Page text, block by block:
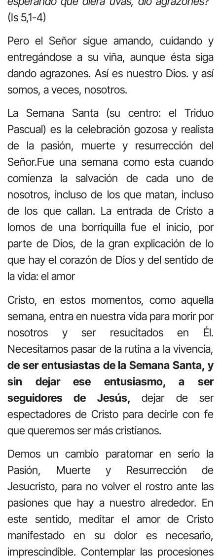
(Is 5,1-4)
Pero el Señor sigue amando, cuidando y
entregándose a su viña, aunque ésta siga
dando agrazones. Así es nuestro Dios. y así
somos, a veces, nosotros.
La Semana Santa (su centro: el Triduo
Pascual) es la celebración gozosa y realista
de la pasión, muerte y resurrección del
Señor.Fue una semana como esta cuando
comienza la salvación de cada uno de
nosotros, incluso de los que matan, incluso
de los que callan. La entrada de Cristo a
lomos de una borriquilla fue el inicio, por
parte de Dios, de la gran explicación de lo
que hay el corazón de Dios y del sentido de
la vida: el amor
Cristo, en estos momentos, como aquella
semana, entra en nuestra vida para morir por
nosotros y ser resucitados en Él.
Necesitamos pasar de la rutina a la vivencia,
de ser entusiastas de la Semana Santa, y
sin dejar ese entusiasmo, a ser
seguidores de Jesús,dejar de ser
espectadores de Cristo para decirle con fe
que queremos ser más cristianos.
Demos un cambio paratomar en serio la
Pasión, Muerte y Resurrección de
Jesucristo, para no volver el rostro ante las
pasiones que hay a nuestro alrededor. En
este sentido, meditar el amor de Cristo
manifestado en su dolor es necesario,
imprescindible. Contemplar las procesiones